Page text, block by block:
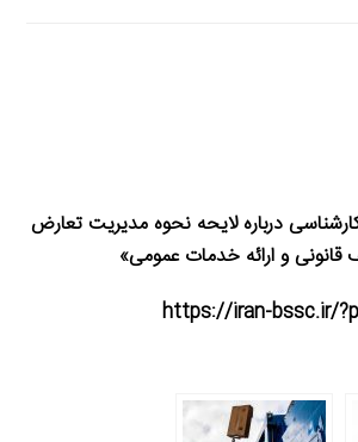
درباره لایحه نحوه مدیریت تعارض
قانونی و ارائه خدمات عمومی»